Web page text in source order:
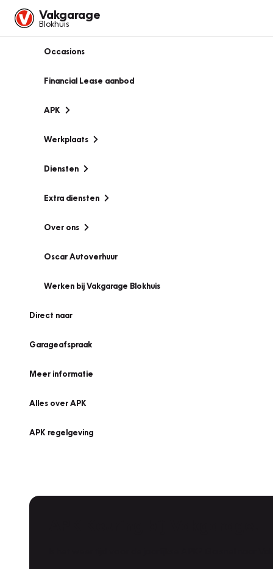
Vakgarage
Blokhuis
Occasions
Financial Lease aanbod
APK
Werkplaats
Diensten
Extra diensten
Over ons
Oscar Autoverhuur
Werken bij Vakgarage Blokhuis
Direct naar
Garageafspraak
Meer informatie
Alles over APK
APK regelgeving